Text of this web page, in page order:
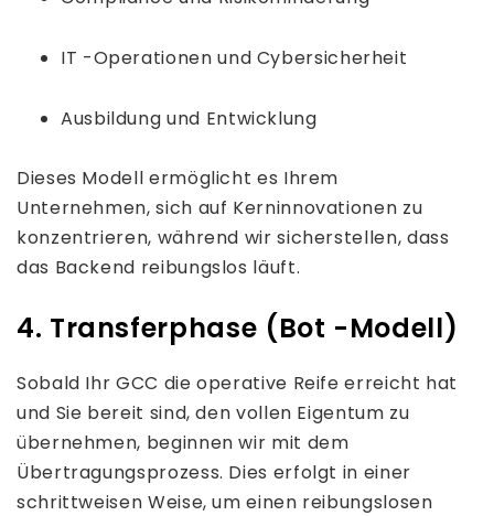
IT -Operationen und Cybersicherheit
Ausbildung und Entwicklung
Dieses Modell ermöglicht es Ihrem
Unternehmen, sich auf Kerninnovationen zu
konzentrieren, während wir sicherstellen, dass
das Backend reibungslos läuft.
4. Transferphase (Bot -Modell)
Sobald Ihr GCC die operative Reife erreicht hat
und Sie bereit sind, den vollen Eigentum zu
übernehmen, beginnen wir mit dem
Übertragungsprozess. Dies erfolgt in einer
schrittweisen Weise, um einen reibungslosen